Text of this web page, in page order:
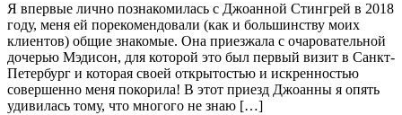
Я впервые лично познакомилась с Джоанной Стингрей в 2018
году, меня ей порекомендовали (как и большинству моих
клиентов) общие знакомые. Она приезжала с очаровательной
дочерью Мэдисон, для которой это был первый визит в Санкт-
Петербург и которая своей открытостью и искренностью
совершенно меня покорила! В этот приезд Джоанны я опять
удивилась тому, что многого не знаю […]